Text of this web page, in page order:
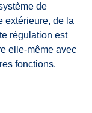
de
extérieure, de la
régulation est
elle-même avec
fonctions.